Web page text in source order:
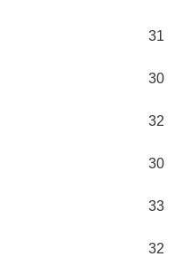
31
30
32
30
33
32